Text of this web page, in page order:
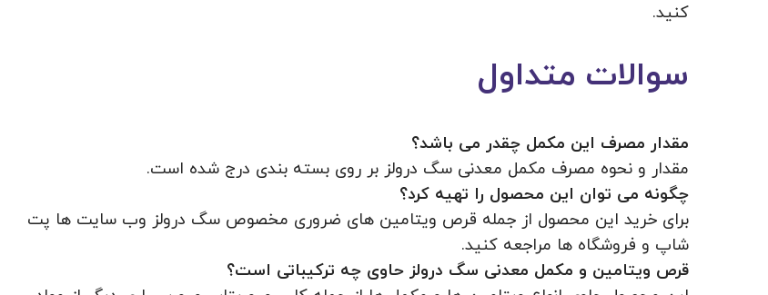
کنید.
سوالات متداول
مقدار مصرف این مکمل چقدر می باشد؟
مقدار و نحوه مصرف مکمل معدنی سگ درولز بر روی بسته بندی درج شده است.
چگونه می توان این محصول را تهیه کرد؟
برای خرید این محصول از جمله قرص ویتامین های ضروری مخصوص سگ درولز وب سایت ها پت
شاپ و فروشگاه ها مراجعه کنید.
قرص ویتامین و مکمل معدنی سگ درولز حاوی چه ترکیباتی است؟